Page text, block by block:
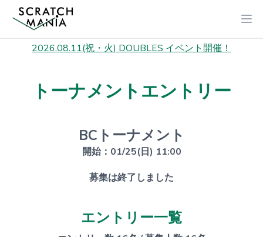
2026.08.11(祝・火) DOUBLES イベント開催！
トーナメントエントリー
BCトーナメント
開始：01/25(日) 11:00
募集は終了しました
エントリー一覧